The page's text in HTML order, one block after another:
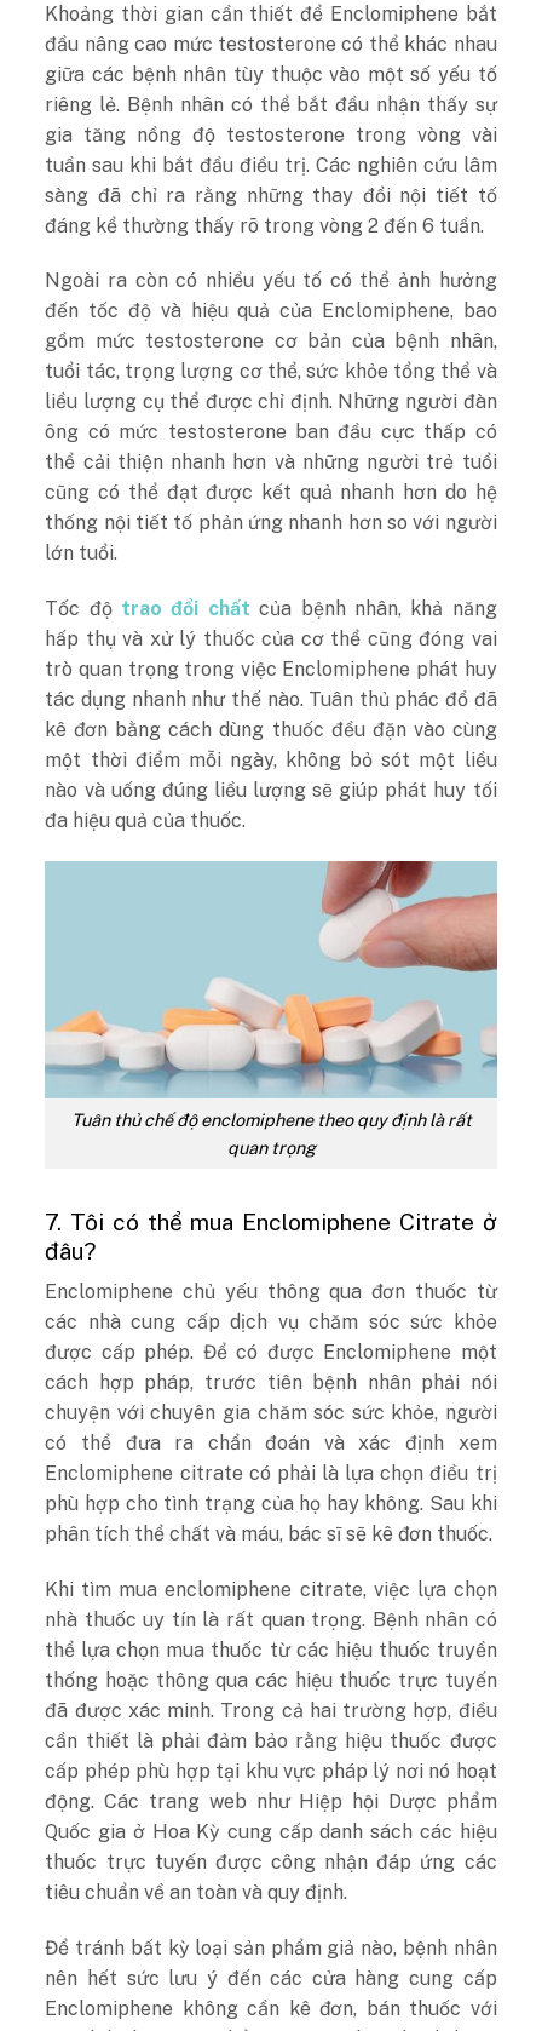
Khoảng thời gian cần thiết để Enclomiphene bắt
đầu nâng cao mức testosterone có thể khác nhau
giữa các bệnh nhân tùy thuộc vào một số yếu tố
riêng lẻ. Bệnh nhân có thể bắt đầu nhận thấy sự
gia tăng nồng độ testosterone trong vòng vài
tuần sau khi bắt đầu điều trị. Các nghiên cứu lâm
sàng đã chỉ ra rằng những thay đổi nội tiết tố
đáng kể thường thấy rõ trong vòng 2 đến 6 tuần.
Ngoài ra còn có nhiều yếu tố có thể ảnh hưởng
đến tốc độ và hiệu quả của Enclomiphene, bao
gồm mức testosterone cơ bản của bệnh nhân,
tuổi tác, trọng lượng cơ thể, sức khỏe tổng thể và
liều lượng cụ thể được chỉ định. Những người đàn
ông có mức testosterone ban đầu cực thấp có
thể cải thiện nhanh hơn và những người trẻ tuổi
cũng có thể đạt được kết quả nhanh hơn do hệ
thống nội tiết tố phản ứng nhanh hơn so với người
lớn tuổi.
Tốc độ trao đổi chất của bệnh nhân, khả năng
hấp thụ và xử lý thuốc của cơ thể cũng đóng vai
trò quan trọng trong việc Enclomiphene phát huy
tác dụng nhanh như thế nào. Tuân thủ phác đồ đã
kê đơn bằng cách dùng thuốc đều đặn vào cùng
một thời điểm mỗi ngày, không bỏ sót một liều
nào và uống đúng liều lượng sẽ giúp phát huy tối
đa hiệu quả của thuốc.
Tuân thủ chế độ enclomiphene theo quy định là rất
quan trọng
7. Tôi có thể mua Enclomiphene Citrate ở
đâu?
Enclomiphene chủ yếu thông qua đơn thuốc từ
các nhà cung cấp dịch vụ chăm sóc sức khỏe
được cấp phép. Để có được Enclomiphene một
cách hợp pháp, trước tiên bệnh nhân phải nói
chuyện với chuyên gia chăm sóc sức khỏe, người
có thể đưa ra chẩn đoán và xác định xem
Enclomiphene citrate có phải là lựa chọn điều trị
phù hợp cho tình trạng của họ hay không. Sau khi
phân tích thể chất và máu, bác sĩ sẽ kê đơn thuốc.
Khi tìm mua enclomiphene citrate, việc lựa chọn
nhà thuốc uy tín là rất quan trọng. Bệnh nhân có
thể lựa chọn mua thuốc từ các hiệu thuốc truyền
thống hoặc thông qua các hiệu thuốc trực tuyến
đã được xác minh. Trong cả hai trường hợp, điều
cần thiết là phải đảm bảo rằng hiệu thuốc được
cấp phép phù hợp tại khu vực pháp lý nơi nó hoạt
động. Các trang web như Hiệp hội Dược phẩm
Quốc gia ở Hoa Kỳ cung cấp danh sách các hiệu
thuốc trực tuyến được công nhận đáp ứng các
tiêu chuẩn về an toàn và quy định.
Để tránh bất kỳ loại sản phẩm giả nào, bệnh nhân
nên hết sức lưu ý đến các cửa hàng cung cấp
Enclomiphene không cần kê đơn, bán thuốc với